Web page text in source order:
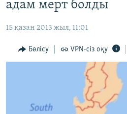
content
to
Navigation
Skip
ҚАҢТАР ОҚИҒАСЫ
АДАМ ҚҰҚЫҚТАРЫ
АРНАЙЫ ЖОБАЛАР
адам мерт болды
15 қазан 2013 жыл, 11:01
Бөлісу VPN-сіз оқу